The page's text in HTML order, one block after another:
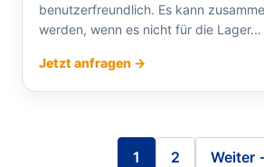
benutzerfreundlich. Es kann
werden, wenn es nicht für die Lager...
Jetzt anfragen →
1 2 Weiter